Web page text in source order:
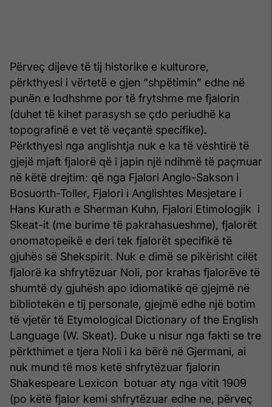
Përveç dijeve të tij historike e kulturore,
përkthyesi i vërtetë e gjen “shpëtimin” edhe në
punën e lodhshme por të frytshme me fjalorin
(duhet të kihet parasysh se çdo periudhë ka
topografinë e vet të veçantë specifike).
Përkthyesi nga anglishtja nuk e ka të vështirë të
gjejë mjaft fjalorë që i japin një ndihmë të paçmuar
në këtë drejtim: që nga Fjalori Anglo-Sakson i
Bosuorth-Toller, Fjalori i Anglishtes Mesjetare i
Hans Kurath e Sherman Kuhn, Fjalori Etimologjik i
Skeat-it (me burime të pakrahasueshme), fjalorët
onomatopeikë e deri tek fjalorët specifikë të
gjuhës së Shekspirit. Nuk e dimë se pikërisht cilët
fjalorë ka shfrytëzuar Noli, por krahas fjalorëve të
shumtë dy gjuhësh apo idiomatikë që gjejmë në
bibliotekën e tij personale, gjejmë edhe një botim
të vjetër të Etymological Dictionary of the English
Language (W. Skeat). Duke u nisur nga fakti se tre
përkthimet e tjera Noli i ka bërë në Gjermani, ai
nuk mund të mos ketë shfrytëzuar fjalorin
Shakespeare Lexicon botuar aty nga vitit 1909
(po këtë fjalor kemi shfrytëzuar edhe ne, përveç